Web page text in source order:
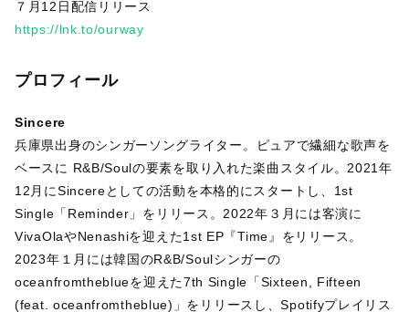
７月12日配信リリース
https://lnk.to/ourway
プロフィール
Sincere
兵庫県出身のシンガーソングライター。ピュアで繊細な歌声を
ベースに R&B/Soulの要素を取り入れた楽曲スタイル。2021年
12月にSincereとしての活動を本格的にスタートし、1st
Single「Reminder」をリリース。2022年３月には客演に
VivaOlaやNenashiを迎えた1st EP『Time』をリリース。
2023年１月には韓国のR&B/Soulシンガーの
oceanfromtheblueを迎えた7th Single「Sixteen, Fifteen
(feat. oceanfromtheblue)」をリリースし、Spotifyプレイリス